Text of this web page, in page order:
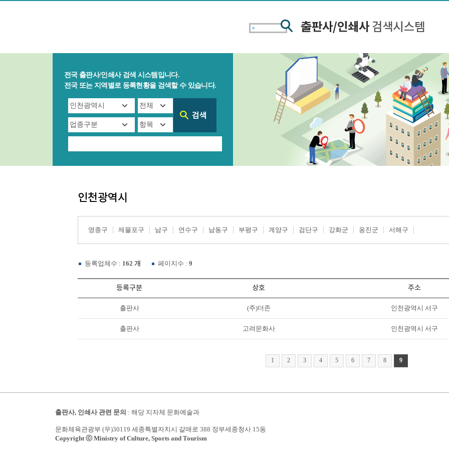
전국 출판사/인쇄사 검색 시스템입니다.
전국 또는 지역별로 등록현황을 검색할 수 있습니다.
인천광역시
영종구 제물포구 남구 연수구 남동구 부평구 계양구 검단구 강화군 옹진군 서해구
등록업체수 : 162 개 페이지수 : 9
등록구분 상호 주소
출판사 (주)더존 인천광역시 서구
출판사 고려문화사 인천광역시 서구
1 2 3 4 5 6 7 8 9
출판사, 인쇄사 관련 문의 : 해당 지자체 문화예술과
문화체육관광부 (우)30119 세종특별자치시 갈매로 388 정부세종청사 15동
Copyright ⓒ Ministry of Culture, Sports and Tourism